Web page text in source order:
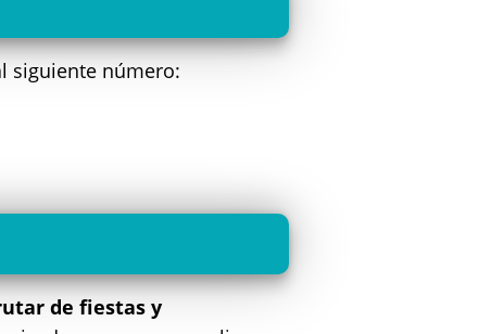
siguiente número:
de fiestas y